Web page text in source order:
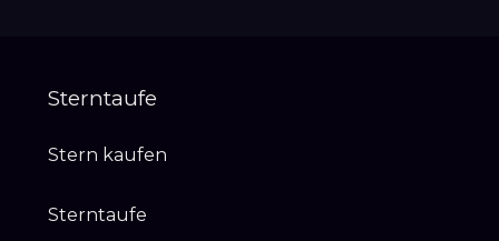
Sterntaufe
Stern kaufen
Sterntaufe